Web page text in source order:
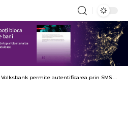
Volksbank permite autentificarea prin SMS la platforma de Internet Banking